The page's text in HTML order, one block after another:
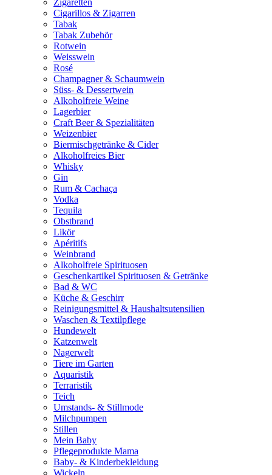
Zigaretten
Cigarillos & Zigarren
Tabak
Tabak Zubehör
Rotwein
Weisswein
Rosé
Champagner & Schaumwein
Süss- & Dessertwein
Alkoholfreie Weine
Lagerbier
Craft Beer & Spezialitäten
Weizenbier
Biermischgetränke & Cider
Alkoholfreies Bier
Whisky
Gin
Rum & Cachaça
Vodka
Tequila
Obstbrand
Likör
Apéritifs
Weinbrand
Alkoholfreie Spirituosen
Geschenkartikel Spirituosen & Getränke
Bad & WC
Küche & Geschirr
Reinigungsmittel & Haushaltsutensilien
Waschen & Textilpflege
Hundewelt
Katzenwelt
Nagerwelt
Tiere im Garten
Aquaristik
Terraristik
Teich
Umstands- & Stillmode
Milchpumpen
Stillen
Mein Baby
Pflegeprodukte Mama
Baby- & Kinderbekleidung
Wickeln